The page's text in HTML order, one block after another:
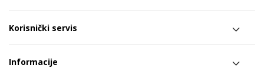
Korisnički servis
Informacije